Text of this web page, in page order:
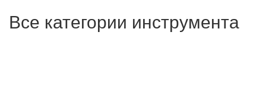
Все категории инструмента